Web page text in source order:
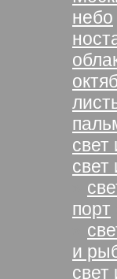
небо
свет
свет
порт
и